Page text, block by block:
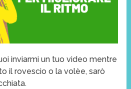
inviarmi un tuo video mentre
il rovescio o la volèe, sarò